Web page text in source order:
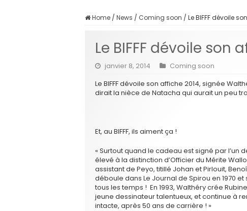
Home / News / Coming soon / Le BIFFF dévoile
Le BIFFF dévoile son
janvier 8, 2014
Coming soon
Le BIFFF dévoile son affiche 2014, signée
dirait la nièce de Natacha qui aurait un peu
Et, au BIFFF, ils aiment ça !
« Surtout quand le cadeau est signé par l’un
élevé à la distinction d’Officier du Mérite
assistant de Peyo, titillé Johan et Pirlouit,
déboule dans Le Journal de Spirou en 1970
tous les temps ! En 1993, Walthéry crée
jeune dessinateur talentueux, et continue à
intacte, après 50 ans de carrière ! »